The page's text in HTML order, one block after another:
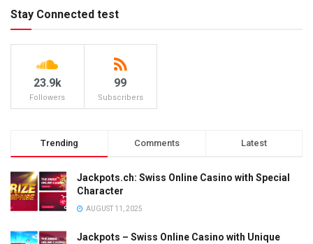
Stay Connected test
23.9k
Followers
99
Subscribers
Trending Comments Latest
Jackpots.ch: Swiss Online Casino with Special
Character
AUGUST 11, 2025
Jackpots – Swiss Online Casino with Unique